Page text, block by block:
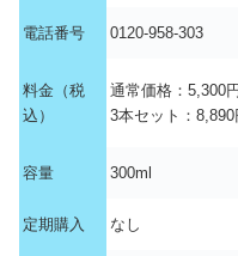
電話番号 0120-958-303
料金（税
込）
通常価格：5,300円
3本セット：8,890
容量 300ml
定期購入 なし